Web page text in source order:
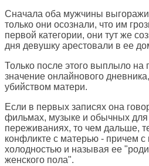
Сначала оба мужчины
только они осознали, что им
первой категории, они тут же
дня девушку арестовали в ее
Только после этого выплыло на
значение онлайнового
убийством матери.
Если в первых записях она
фильмах, музыке и обычных для
переживаниях, то чем дальше,
конфликте с матерью - причем
холодностью и называя ее
женского пола".